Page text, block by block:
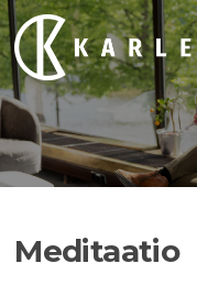
Siirry
suoraan
sisältöön
Meditaatio